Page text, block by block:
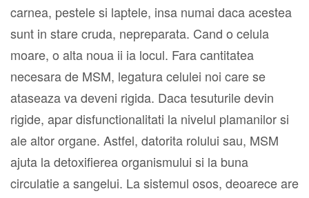
carnea, pestele si laptele, insa numai daca acestea
sunt in stare cruda, nepreparata. Cand o celula
moare, o alta noua ii ia locul. Fara cantitatea
necesara de MSM, legatura celulei noi care se
ataseaza va deveni rigida. Daca tesuturile devin
rigide, apar disfunctionalitati la nivelul plamanilor si
ale altor organe. Astfel, datorita rolului sau, MSM
ajuta la detoxifierea organismului si la buna
circulatie a sangelui. La sistemul osos, deoarece are